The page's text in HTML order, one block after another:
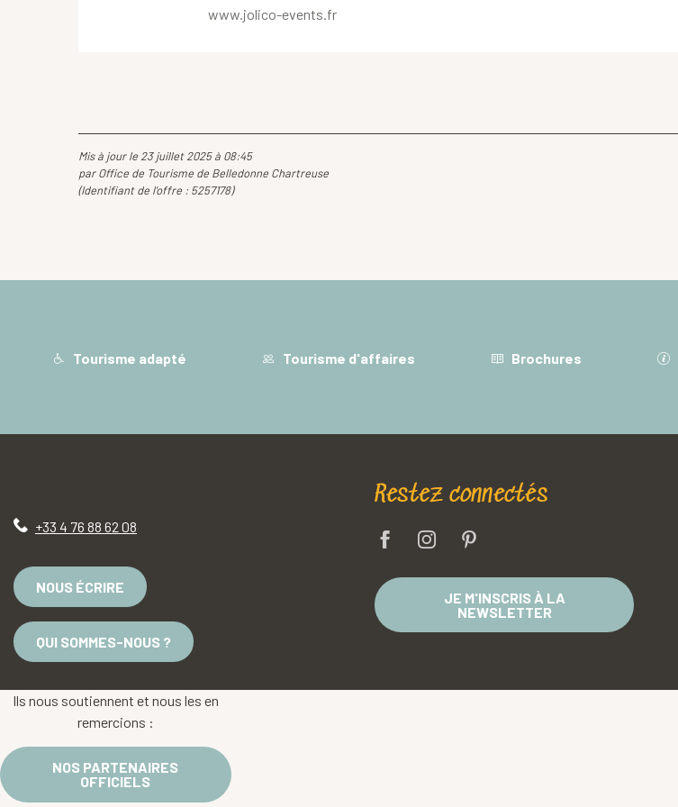
www.jolico-events.fr
Mis à jour le 23 juillet 2025 à 08:45
par Office de Tourisme de Belledonne Chartreuse
(Identifiant de l'offre : 5257178)
Tourisme adapté Tourisme d'affaires Brochures
+33 4 76 88 62 08
NOUS ÉCRIRE
QUI SOMMES-NOUS ?
Restez connectés
JE M'INSCRIS À LA
NEWSLETTER
Ils nous soutiennent et nous les en
remercions :
NOS PARTENAIRES
OFFICIELS